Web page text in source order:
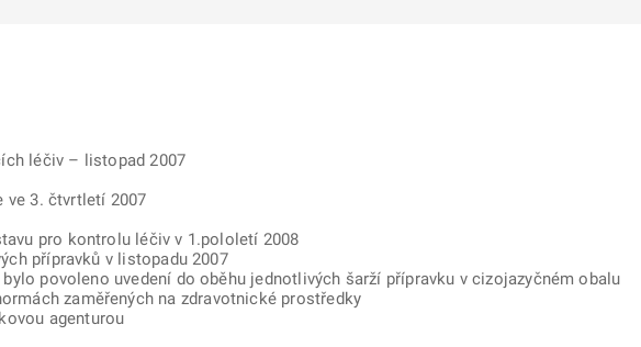
léčiv – listopad 2007
ve 3. čtvrtletí 2007
pro kontrolu léčiv v 1.pololetí 2008
přípravků v listopadu 2007
povoleno uvedení do oběhu jednotlivých šarží přípravku v cizojazyčném obalu
zaměřených na zdravotnické prostředky
agenturou